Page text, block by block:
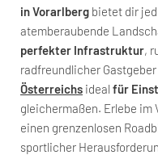
in Vorarlberg bietet dir
atemberaubende
perfekter Infrastruktur,
radfreundlicher
Österreichs ideal für
gleichermaßen. Erlebe im
einen grenzenlosen
sportlicher